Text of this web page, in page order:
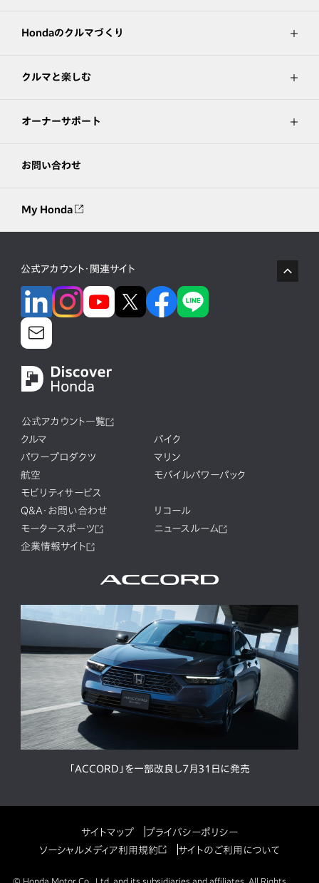
Hondaのクルマづくり
クルマと楽しむ
オーナーサポート
お問い合わせ
My Honda
公式アカウント・関連サイト
公式アカウント一覧
クルマ
バイク
パワープロダクツ
マリン
航空
モバイルパワーパック
モビリティサービス
Q&A・お問い合わせ
リコール
モータースポーツ
ニュースルーム
企業情報サイト
「ACCORD」を一部改良し7月31日に発売
サイトマップ
プライバシーポリシー
ソーシャルメディア利用規約
サイトのご利用について
© Honda Motor Co., Ltd. and its subsidiaries and affiliates. All Rights